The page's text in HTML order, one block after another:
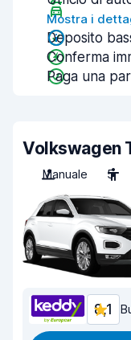
Mostra i
Deposito
Conferma
Paga una
Volkswagen
Manuale
5
8,1